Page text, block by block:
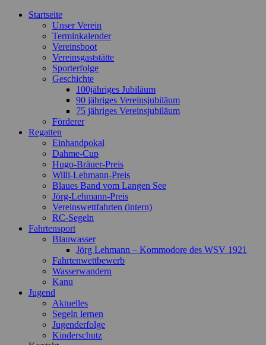
Startseite
Unser Verein
Terminkalender
Vereinsboot
Vereinsgaststätte
Sporterfolge
Geschichte
100jähriges Jubiläum
90 jähriges Vereinsjubiläum
75 jähriges Vereinsjubiläum
Förderer
Regatten
Einhandpokal
Dahme-Cup
Hugo-Bräuer-Preis
Willi-Lehmann-Preis
Blaues Band vom Langen See
Jörg-Lehmann-Preis
Vereinswettfahrten (intern)
RC-Segeln
Fahrtensport
Blauwasser
Jörg Lehmann – Kommodore des WSV 1921
Fahrtenwettbewerb
Wasserwandern
Kanu
Jugend
Aktuelles
Segeln lernen
Jugenderfolge
Kinderschutz